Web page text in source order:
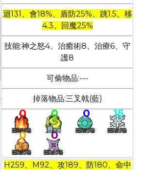
迴131、會18%、盾防25%、跳1.5、移
4.3、回魔25%
技能:神之怒4、治癒術8、治療6、守
護8
可偷物品:---
掉落物品:三叉戟(藍)
0 0 0
15
0
0
H259、M92、攻189、防180、命中